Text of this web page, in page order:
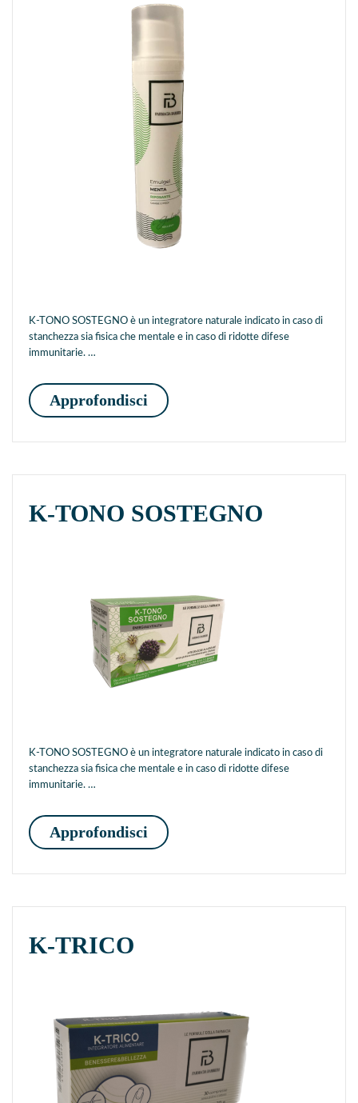
K-TONO SOSTEGNO è un integratore naturale indicato in caso di
stanchezza sia fisica che mentale e in caso di ridotte difese
immunitarie. …
Approfondisci EMULGEL
K-TONO SOSTEGNO
K-TONO SOSTEGNO è un integratore naturale indicato in caso di
stanchezza sia fisica che mentale e in caso di ridotte difese
immunitarie. …
Approfondisci K-TONO SOSTEGNO
K-TRICO